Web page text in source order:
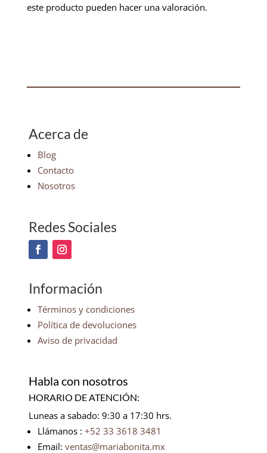
este producto pueden hacer una valoración.
Acerca de
Blog
Contacto
Nosotros
Redes Sociales
Información
Términos y condiciones
Política de devoluciones
Aviso de privacidad
Habla con nosotros
HORARIO DE ATENCIÓN:
Luneas a sabado: 9:30 a 17:30 hrs.
Llámanos : +52 33 3618 3481
Email: ventas@mariabonita.mx